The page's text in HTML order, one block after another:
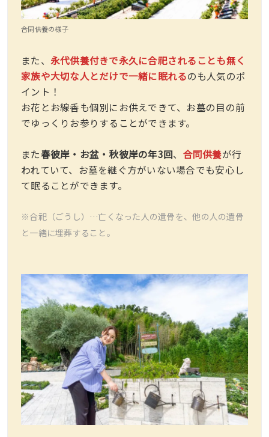
合同供養の様子
また、 永代供養付きで永久に合祀されることも無く
家族や大切な人とだけで一緒に眠れるのも人気のポ
イント！
お花とお線香も個別にお供えできて、お墓の目の前
でゆっくりお参りすることができます。
また春彼岸・お盆・秋彼岸の年3回、 合同供養が行
われていて、お墓を継ぐ方がいない場合でも安心し
て眠ることができます。
※合祀（ごうし）…亡くなった人の遺骨を、他の人の遺骨
と一緒に埋葬すること。